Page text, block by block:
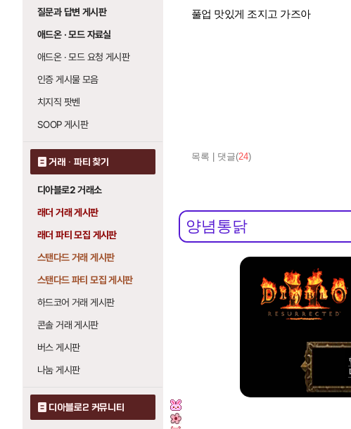
질문과 답변 게시판
애드온 · 모드 자료실
애드온 · 모드 요청 게시판
인증 게시물 모음
치지직 팟벤
SOOP 게시판
거래 · 파티 찾기
디아블로2 거래소
래더 거래 게시판
래더 파티 모집 게시판
스탠다드 거래 게시판
스탠다드 파티 모집 게시판
하드코어 거래 게시판
콘솔 거래 게시판
버스 게시판
나눔 게시판
디아블로2 커뮤니티
풀업 맛있게 조지고 가즈아
목록 댓글(24)